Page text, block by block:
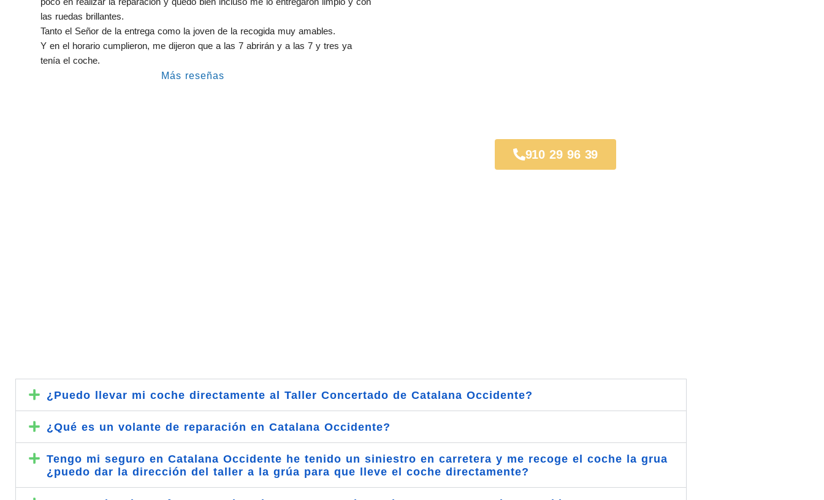
las ruedas brillantes.
Tanto el Señor de la entrega como la joven de la recogida muy amables.
Y en el horario cumplieron, me dijeron que a las 7 abrirán y a las 7 y tres ya
tenía el coche.
Más reseñas
910 29 96 39
¿Puedo llevar mi coche directamente al Taller Concertado de Catalana Occidente?
¿Qué es un volante de reparación en Catalana Occidente?
Tengo mi seguro en Catalana Occidente he tenido un siniestro en carretera y me recoge el coche la grua
¿puedo dar la dirección del taller a la grúa para que lleve el coche directamente?